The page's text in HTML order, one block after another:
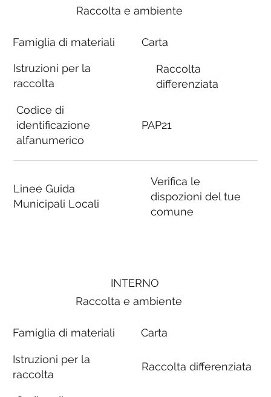
Raccolta e ambiente
Famiglia di materiali
Istruzioni per la
raccolta
Codice di
identificazione
alfanumerico
Linee Guida
Municipali Locali
Carta
Raccolta
differenziata
PAP21
Verifica le
dispozioni del tue
comune
INTERNO
Raccolta e ambiente
Famiglia di materiali
Istruzioni per la
raccolta
Carta
Raccolta differenziata